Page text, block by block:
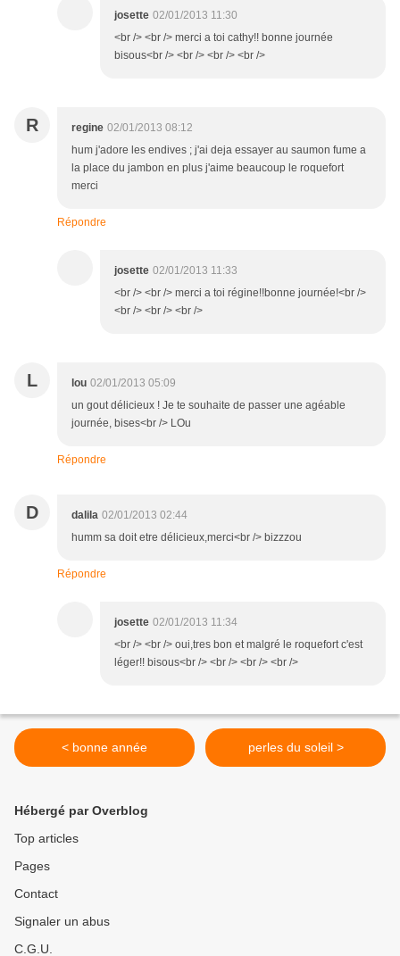
josette 02/01/2013 11:30
<br /> <br /> merci a toi cathy!! bonne journée
bisous<br /> <br /> <br /> <br />
R regine 02/01/2013 08:12
hum j'adore les endives ; j'ai deja essayer au saumon fume a
la place du jambon en plus j'aime beaucoup le roquefort
merci
Répondre
josette 02/01/2013 11:33
<br /> <br /> merci a toi régine!!bonne journée!<br />
<br /> <br /> <br />
L lou 02/01/2013 05:09
un gout délicieux ! Je te souhaite de passer une agéable
journée, bises<br /> LOu
Répondre
D dalila 02/01/2013 02:44
humm sa doit etre délicieux,merci<br /> bizzzou
Répondre
josette 02/01/2013 11:34
<br /> <br /> oui,tres bon et malgré le roquefort c'est
léger!! bisous<br /> <br /> <br /> <br />
< bonne année perles du soleil >
Hébergé par Overblog
Top articles
Pages
Contact
Signaler un abus
C.G.U.